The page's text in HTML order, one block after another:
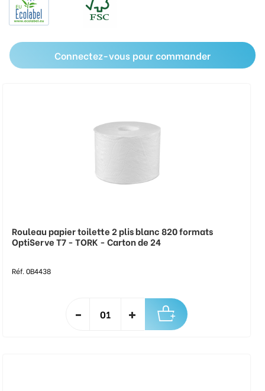
Connectez-vous pour commander
Rouleau papier toilette 2 plis blanc 820 formats
OptiServe T7 - TORK - Carton de 24
Réf. 0B4438